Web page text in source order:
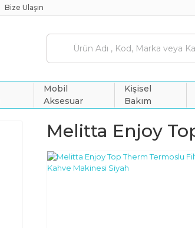
Bize Ulaşın
Mobil
Aksesuar
Kişisel
Bakım
Melitta Enjoy